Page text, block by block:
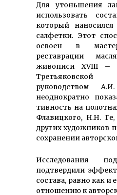
Для утоньшения
использовать
который
салфетки. Этот
освоен в
реставрации
живописи XVIII –
руководством
неоднократно
тив­ность на
Флавицкого, Н.Н.
других художников
сохранении
Исследования
подтвердили
состава, равно как и
отношению к